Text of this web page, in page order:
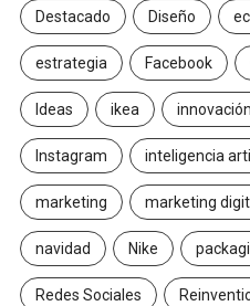
Destacado Diseño
estrategia Facebook
Ideas ikea innovación
Instagram inteligencia
marketing marketing
navidad Nike
Redes Sociales